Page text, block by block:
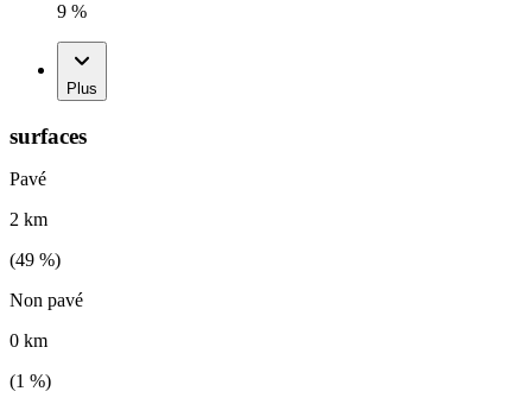
9 %
Plus
surfaces
Pavé
2 km
(49 %)
Non pavé
0 km
(1 %)